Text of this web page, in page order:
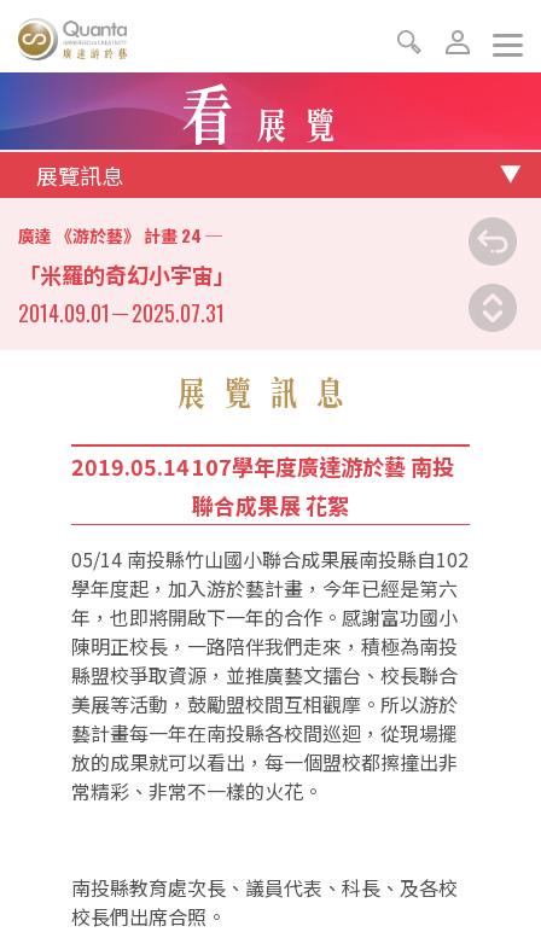
看 展覽
展覽訊息
廣達 《游於藝》 計畫 24 ─
「米羅的奇幻小宇宙」
2014.09.01－2025.07.31
展覽訊息
2019.05.14107學年度廣達游於藝 南投
聯合成果展 花絮
05/14 南投縣竹山國小聯合成果展南投縣自102
學年度起，加入游於藝計畫，今年已經是第六
年，也即將開啟下一年的合作。感謝富功國小
陳明正校長，一路陪伴我們走來，積極為南投
縣盟校爭取資源，並推廣藝文擂台、校長聯合
美展等活動，鼓勵盟校間互相觀摩。所以游於
藝計畫每一年在南投縣各校間巡迴，從現場擺
放的成果就可以看出，每一個盟校都擦撞出非
常精彩、非常不一樣的火花。
南投縣教育處次長、議員代表、科長、及各校
校長們出席合照。